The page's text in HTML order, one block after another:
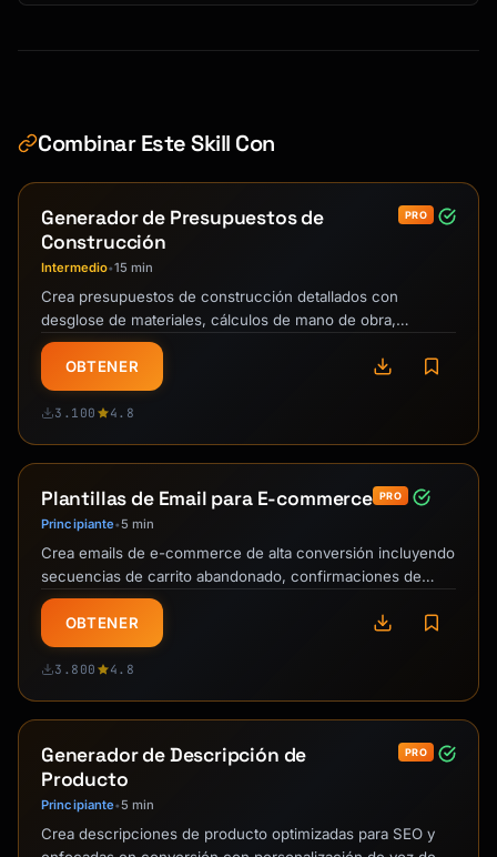
Combinar Este Skill Con
Generador de Presupuestos de
Construcción
PRO
Intermedio•15 min
Crea presupuestos de construcción detallados con
desglose de materiales, cálculos de mano de obra,
porcentajes de margen, y propuestas de …
OBTENER
3.100 4.8
Plantillas de Email para E-commerce PRO
Principiante•5 min
Crea emails de e-commerce de alta conversión incluyendo
secuencias de carrito abandonado, confirmaciones de
pedido, solicitudes de review, y …
OBTENER
3.800 4.8
Generador de Descripción de
Producto
PRO
Principiante•5 min
Crea descripciones de producto optimizadas para SEO y